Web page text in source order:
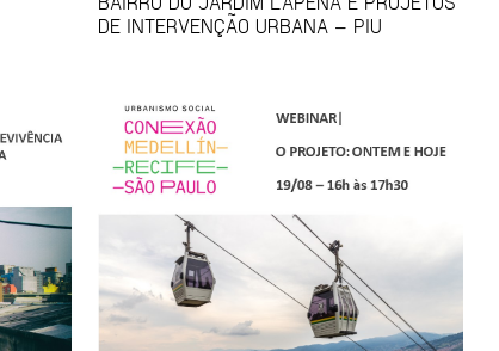
DE INTERVENÇÃO URBANA – PIU